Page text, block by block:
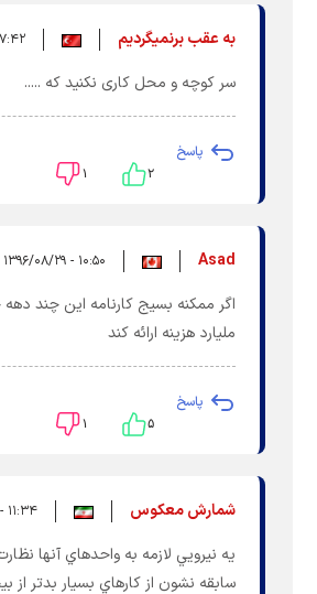
به عقب برنمیگردیم ۱۷:۴۲ - ۱۳۹۶/
سر کوچه و محل کاری نکنید که .....
پاسخ
۲ ۱
Asad ۱۰:۵۰ - ۱۳۹۶/۰۸/۲۹
اگر ممكنه بسيج كارنامه اين چند دهه
مليارد هزينه ارائه كند
پاسخ
۵ ۱
شمارش معكوس ۱۱:۳۴ - ۱۳۹۶/۰۸/۲۸
يه نيرويي لازمه به واحدهاي آنها
سابقه نشون از كارهاي بسيار بدتر از